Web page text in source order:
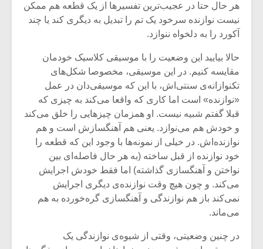
هر حال حتا در عجیب‌ترین تفسیرها از یک قطعه هم ممکن
نیست نوازنده سرخود یک تم را تبدیل به دیگری کند یا چند
آکورد را به دلخواه ننوازد.
حالا بیایید این وضعیت را با موسیقی کلاسیک خودمان
مقایسه کنیم. در این موسیقی، مخصوصا شکل‌های
تکنوازانه‌ی سنتی‌اش، با این که موسیقی‌دان در عمل
«نوازنده» است اما کاری که واقعا می‌کند به چیزی که
قبلا گفتم شبیه نیست. او همزمان چیزهایی را خلق می‌کند
و خودش هم می‌نوازد. یعنی هم آهنگسازش است و هم
نوازنده‌اش. در خیلی از نمونه‌ها با وجود این که قطعه را
خود نوازنده از قبل ساخته (به هر حال فاصله‌ای بین
نواختن و آهنگسازی گذاشته) اما فقط خودش اجرایش
می‌کند. و چون هیچ وقت نوازنده‌ی دیگری اجرایش
نمی‌کند باز هم نوازندگی و آهنگسازی گره‌خورده به هم
می‌ماند.
در چنین وضعیتی، وقتی از شیوه‌ی نوازندگی یک
میکلوش روژا
یادداشتی بر موسیقی
متن فیلم «متری
شیش و نیم»
مشهورترین باشی،
موریس ژار